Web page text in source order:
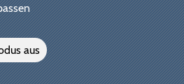
aus